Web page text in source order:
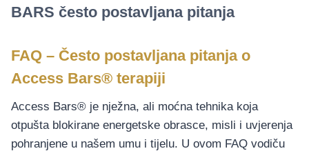
BARS često postavljana pitanja
FAQ – Često postavljana pitanja o
Access Bars® terapiji
Access Bars® je nježna, ali moćna tehnika koja
otpušta blokirane energetske obrasce, misli i uvjerenja
pohranjene u našem umu i tijelu. U ovom FAQ vodiču